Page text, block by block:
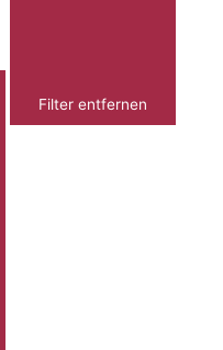
Filter entfernen